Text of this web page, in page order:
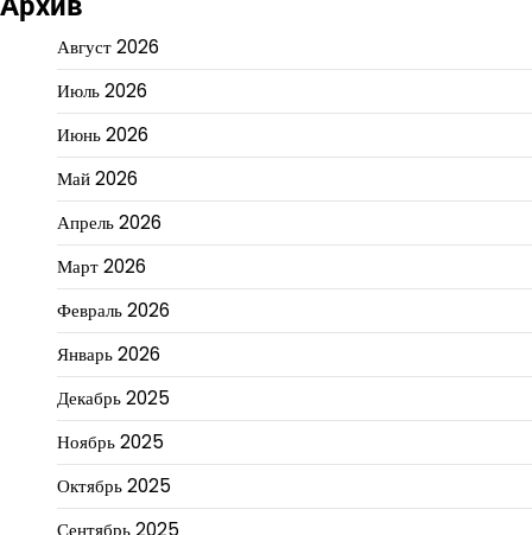
Август 2026
Июль 2026
Июнь 2026
Май 2026
Апрель 2026
Март 2026
Февраль 2026
Январь 2026
Декабрь 2025
Ноябрь 2025
Октябрь 2025
Сентябрь 2025